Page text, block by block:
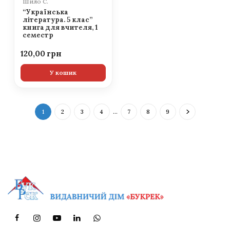
“Українська
література. 5 клас”
книга для вчителя, 1
семестр
120,00
У кошик
1 2 3 4 … 7 8 9